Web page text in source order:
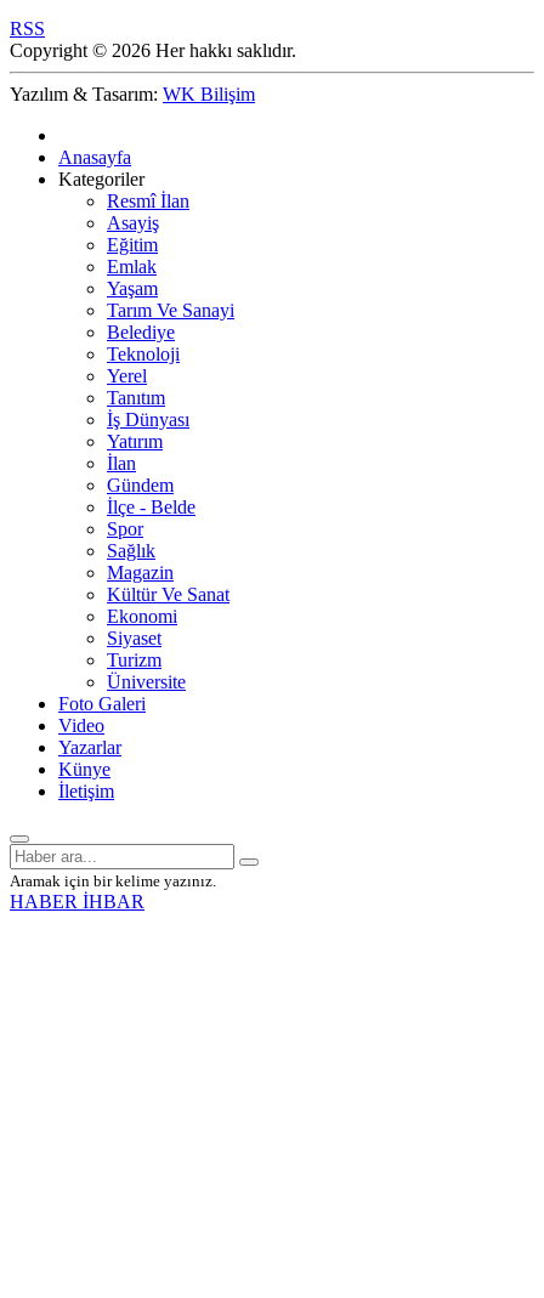
RSS
Copyright © 2026 Her hakkı saklıdır.
Yazılım & Tasarım: WK Bilişim
Anasayfa
Kategoriler
Resmî İlan
Asayiş
Eğitim
Emlak
Yaşam
Tarım Ve Sanayi
Belediye
Teknoloji
Yerel
Tanıtım
İş Dünyası
Yatırım
İlan
Gündem
İlçe - Belde
Spor
Sağlık
Magazin
Kültür Ve Sanat
Ekonomi
Siyaset
Turizm
Üniversite
Foto Galeri
Video
Yazarlar
Künye
İletişim
Aramak için bir kelime yazınız.
HABER İHBAR